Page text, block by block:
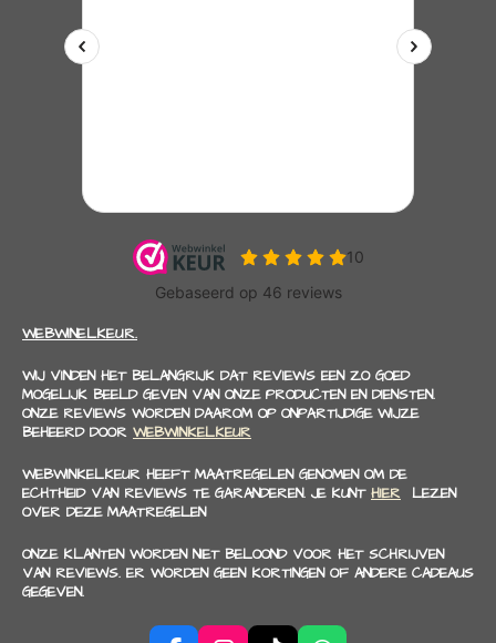
WEBWINELKEUR.
WIJ VINDEN HET BELANGRIJK DAT REVIEWS EEN ZO GOED
MOGELIJK BEELD GEVEN VAN ONZE PRODUCTEN EN DIENSTEN.
ONZE REVIEWS WORDEN DAAROM OP ONPARTIJDIGE WIJZE
BEHEERD DOOR WEBWINKELKEUR
WEBWINKELKEUR HEEFT MAATREGELEN GENOMEN OM DE
ECHTHEID VAN REVIEWS TE GARANDEREN. JE KUNT HIER LEZEN
OVER DEZE MAATREGELEN
ONZE KLANTEN WORDEN NIET BELOOND VOOR HET SCHRIJVEN
VAN REVIEWS. ER WORDEN GEEN KORTINGEN OF ANDERE CADEAUS
GEGEVEN.